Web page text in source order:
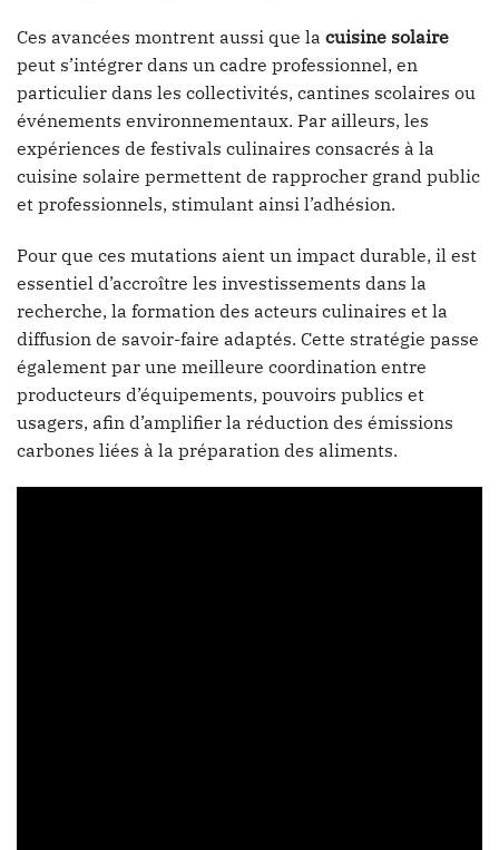
Ces avancées montrent aussi que la cuisine solaire
peut s’intégrer dans un cadre professionnel, en
particulier dans les collectivités, cantines scolaires ou
événements environnementaux. Par ailleurs, les
expériences de festivals culinaires consacrés à la
cuisine solaire permettent de rapprocher grand public
et professionnels, stimulant ainsi l’adhésion.
Pour que ces mutations aient un impact durable, il est
essentiel d’accroître les investissements dans la
recherche, la formation des acteurs culinaires et la
diffusion de savoir-faire adaptés. Cette stratégie passe
également par une meilleure coordination entre
producteurs d’équipements, pouvoirs publics et
usagers, afin d’amplifier la réduction des émissions
carbones liées à la préparation des aliments.